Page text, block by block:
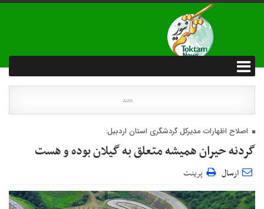
اصلاح اظهارات مدیرکل گردشگری استان اردبیل:
گردنه حیران همیشه متعلق به گیلان بوده و هست
ارسال پرینت